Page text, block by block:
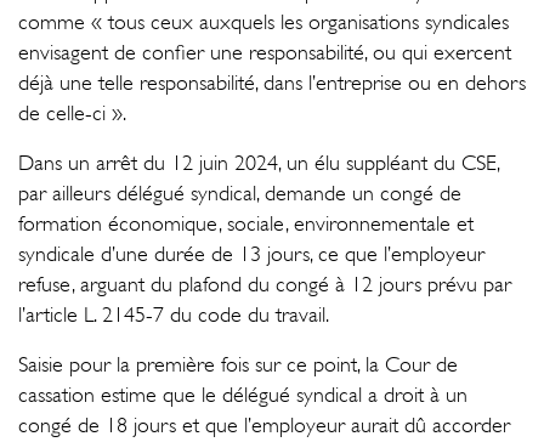
comme « tous ceux auxquels les organisations syndicales
envisagent de confier une responsabilité, ou qui exercent
déjà une telle responsabilité, dans l’entreprise ou en dehors
de celle-ci ».
Dans un arrêt du 12 juin 2024, un élu suppléant du CSE,
par ailleurs délégué syndical, demande un congé de
formation économique, sociale, environnementale et
syndicale d’une durée de 13 jours, ce que l’employeur
refuse, arguant du plafond du congé à 12 jours prévu par
l’article L. 2145-7 du code du travail.
Saisie pour la première fois sur ce point, la Cour de
cassation estime que le délégué syndical a droit à un
congé de 18 jours et que l’employeur aurait dû accorder